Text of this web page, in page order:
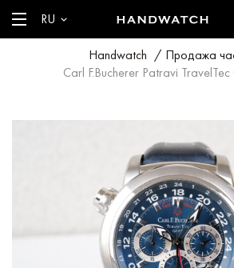
RU
Handwatch / Продажа
Carl F.Bucherer Patravi